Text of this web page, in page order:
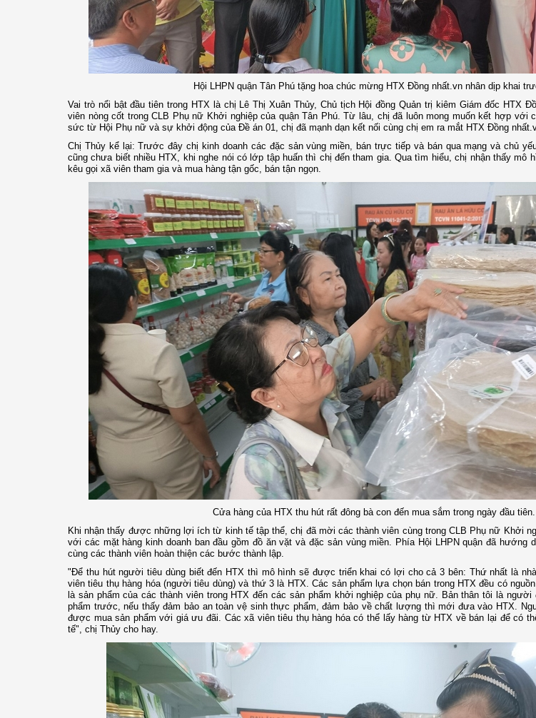
Hội LHPN quận Tân Phú tặng hoa chúc mừng HTX Đồng nhất.vn nhân dịp khai
Vai trò nổi bật đầu tiên trong HTX là chị Lê Thị Xuân Thủy, Chủ tịch Hội đồng Quản trị kiêm Giám đốc HTX
viên nòng cốt trong CLB Phụ nữ Khởi nghiệp của quận Tân Phú. Từ lâu, chị đã luôn mong muốn kết hợp
sức từ Hội Phụ nữ và sự khởi động của Đề án 01, chị đã mạnh dạn kết nối cùng chị em ra mắt HTX Đồng
Chị Thủy kể lại: Trước đây chị kinh doanh các đặc sản vùng miền, bán trực tiếp và bán qua mạng và chủ
cũng chưa biết nhiều HTX, khi nghe nói có lớp tập huấn thì chị đến tham gia. Qua tìm hiểu, chị nhận thấy mô
kêu gọi xã viên tham gia và mua hàng tận gốc, bán tận ngọn.
Cửa hàng của HTX thu hút rất đông bà con đến mua sắm trong ngày đầu tiên.
Khi nhận thấy được những lợi ích từ kinh tế tập thể, chị đã mời các thành viên cùng trong CLB Phụ nữ Khởi
với các mặt hàng kinh doanh ban đầu gồm đồ ăn vặt và đặc sản vùng miền. Phía Hội LHPN quận đã hướng
cùng các thành viên hoàn thiện các bước thành lập.
"Để thu hút người tiêu dùng biết đến HTX thì mô hình sẽ được triển khai có lợi cho cả 3 bên: Thứ nhất là
viên tiêu thụ hàng hóa (người tiêu dùng) và thứ 3 là HTX. Các sản phẩm lựa chọn bán trong HTX đều có
là sản phẩm của các thành viên trong HTX đến các sản phẩm khởi nghiệp của phụ nữ. Bản thân tôi là
phẩm trước, nếu thấy đảm bảo an toàn vệ sinh thực phẩm, đảm bảo về chất lượng thì mới đưa vào HTX.
được mua sản phẩm với giá ưu đãi. Các xã viên tiêu thụ hàng hóa có thể lấy hàng từ HTX về bán lại để có
tế", chị Thủy cho hay.